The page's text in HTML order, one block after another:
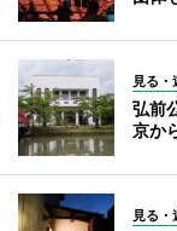
見る・
弘前
京か
見る・